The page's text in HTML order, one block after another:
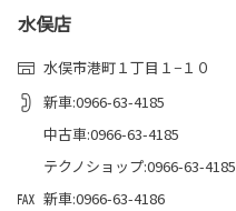
水俣店
水俣市港町１丁目１−１０
新車:0966-63-4185
中古車:0966-63-4185
テクノショップ:0966-63-4185
新車:0966-63-4186